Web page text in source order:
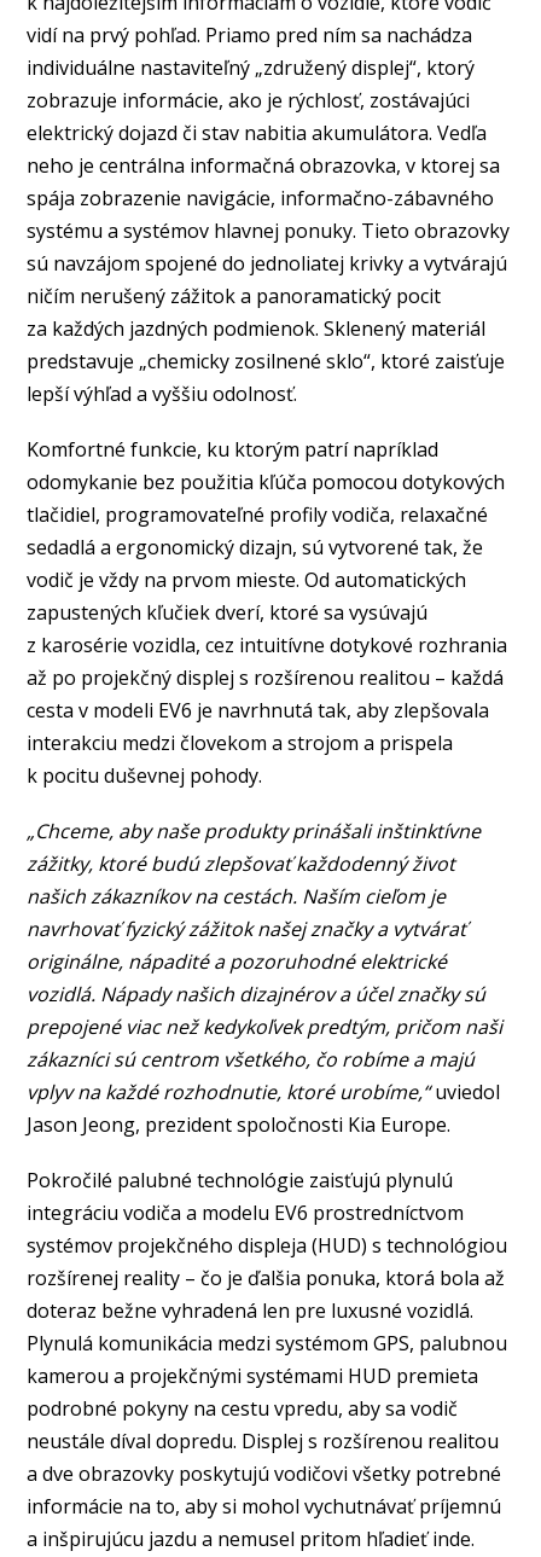
vidí na prvý pohľad. Priamo pred ním sa nachádza
individuálne nastaviteľný „združený displej“, ktorý
zobrazuje informácie, ako je rýchlosť, zostávajúci
elektrický dojazd či stav nabitia akumulátora. Vedľa
neho je centrálna informačná obrazovka, v ktorej sa
spája zobrazenie navigácie, informačno-zábavného
systému a systémov hlavnej ponuky. Tieto obrazovky
sú navzájom spojené do jednoliatej krivky a vytvárajú
ničím nerušený zážitok a panoramatický pocit
za každých jazdných podmienok. Sklenený materiál
predstavuje „chemicky zosilnené sklo“, ktoré zaisťuje
lepší výhľad a vyššiu odolnosť.
Komfortné funkcie, ku ktorým patrí napríklad
odomykanie bez použitia kľúča pomocou dotykových
tlačidiel, programovateľné profily vodiča, relaxačné
sedadlá a ergonomický dizajn, sú vytvorené tak, že
vodič je vždy na prvom mieste. Od automatických
zapustených kľučiek dverí, ktoré sa vysúvajú
z karosérie vozidla, cez intuitívne dotykové rozhrania
až po projekčný displej s rozšírenou realitou – každá
cesta v modeli EV6 je navrhnutá tak, aby zlepšovala
interakciu medzi človekom a strojom a prispela
k pocitu duševnej pohody.
„Chceme, aby naše produkty prinášali inštinktívne
zážitky, ktoré budú zlepšovať každodenný život
našich zákazníkov na cestách. Naším cieľom je
navrhovať fyzický zážitok našej značky a vytvárať
originálne, nápadité a pozoruhodné elektrické
vozidlá. Nápady našich dizajnérov a účel značky sú
prepojené viac než kedykoľvek predtým, pričom naši
zákazníci sú centrom všetkého, čo robíme a majú
vplyv na každé rozhodnutie, ktoré urobíme,“uviedol
Jason Jeong, prezident spoločnosti Kia Europe.
Pokročilé palubné technológie zaisťujú plynulú
integráciu vodiča a modelu EV6 prostredníctvom
systémov projekčného displeja (HUD) s technológiou
rozšírenej reality – čo je ďalšia ponuka, ktorá bola až
doteraz bežne vyhradená len pre luxusné vozidlá.
Plynulá komunikácia medzi systémom GPS, palubnou
kamerou a projekčnými systémami HUD premieta
podrobné pokyny na cestu vpredu, aby sa vodič
neustále díval dopredu. Displej s rozšírenou realitou
a dve obrazovky poskytujú vodičovi všetky potrebné
informácie na to, aby si mohol vychutnávať príjemnú
a inšpirujúcu jazdu a nemusel pritom hľadieť inde.